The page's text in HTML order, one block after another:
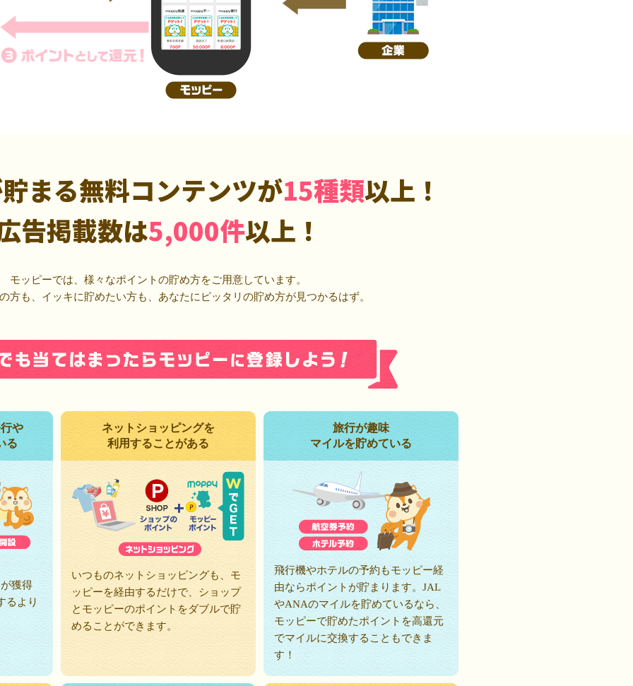
まる無料コンテンツが15種類以上！
告掲載数は5,000件以上！
モッピーでは、様々なポイントの貯め方をご用意しています。
方も、イッキに貯めたい方も、あなたにピッタリの貯め方が見つかるはず。
や
る
獲得
るより
ネットショッピングを
利用することがある
いつものネットショッピングも、モ
ッピーを経由するだけで、ショップ
とモッピーのポイントをダブルで貯
めることができます。
旅行が趣味
マイルを貯めている
飛行機やホテルの予約もモッピー経
由ならポイントが貯まります。JAL
やANAのマイルを貯めているなら、
モッピーで貯めたポイントを高還元
でマイルに交換することもできま
す！